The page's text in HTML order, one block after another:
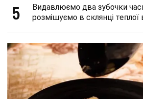
5
Видавлюємо два зубочки
розмішуємо в склянці теплої